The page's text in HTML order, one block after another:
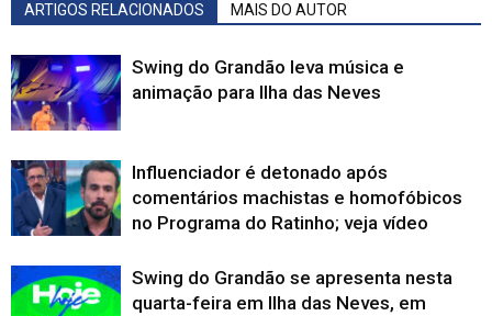
ARTIGOS RELACIONADOS MAIS DO AUTOR
Swing do Grandão leva música e
animação para Ilha das Neves
Influenciador é detonado após
comentários machistas e homofóbicos
no Programa do Ratinho; veja vídeo
Swing do Grandão se apresenta nesta
quarta-feira em Ilha das Neves, em